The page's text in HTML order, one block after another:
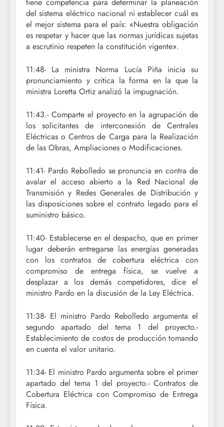
del sistema eléctrico nacional ni establecer cuál es
el mejor sistema para el país: «Nuestra obligación
es respetar y hacer que las normas jurídicas sujetas
a escrutinio respeten la constitución vigente».
11:48- La ministra Norma Lucía Piña inicia su
pronunciamiento y critica la forma en la que la
ministra Loretta Ortiz analizó la impugnación.
11:43.- Comparte el proyecto en la agrupación de
los solicitantes de interconexión de Centrales
Eléctricas o Centros de Carga para la Realización
de las Obras, Ampliaciones o Modificaciones.
11:41- Pardo Rebolledo se pronuncia en contra de
avalar el acceso abierto a la Red Nacional de
Transmisión y Redes Generales de Distribución y
las disposiciones sobre el contrato legado para el
suministro básico.
11:40- Establecerse en el despacho, que en primer
lugar deberán entregarse las energías generadas
con los contratos de cobertura eléctrica con
compromiso de entrega física, se vuelve a
desplazar a los demás competidores, dice el
ministro Pardo en la discusión de la Ley Eléctrica.
11:38- El ministro Pardo Rebolledo argumenta el
segundo apartado del tema 1 del proyecto.-
Establecimiento de costos de producción tomando
en cuenta el valor unitario.
11:34- El ministro Pardo argumenta sobre el primer
apartado del tema 1 del proyecto.- Contratos de
Cobertura Eléctrica con Compromiso de Entrega
Física.